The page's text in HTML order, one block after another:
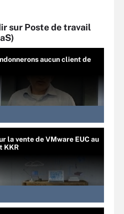
sur Poste de travail
aucun client de
la vente de VMware EUC au
KKR